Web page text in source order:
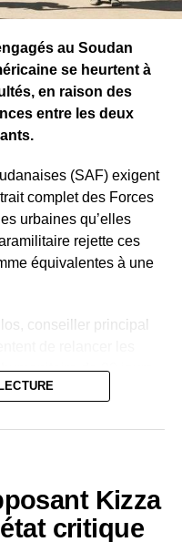
investi candidat à la
du
balancent
au Soudan
se heurtent à
en raison des
entre les deux
(SAF) exigent
complet des Forces
urbaines qu’elles
rejette ces
équivalentes à une
conseiller principal
de 90 jours.
Mohamed,
région du Kordofan ont
tout en
Kizza
critique